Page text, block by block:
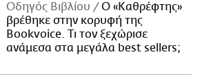
Οδηγός Βιβλίου
Ο «Καθρέφτης»
βρέθηκε στην κορυφή της
Bookvoice. Τι τον ξεχώρισε
ανάμεσα στα μεγάλα best sellers;